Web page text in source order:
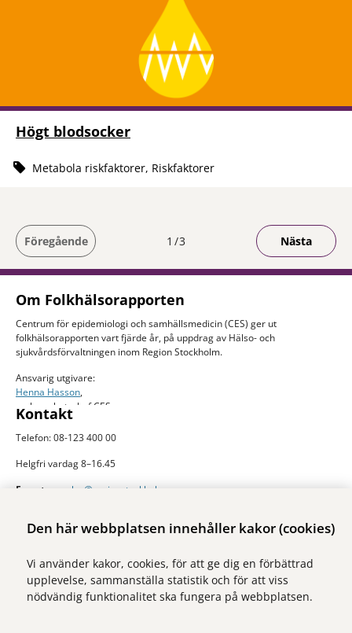
Den här webbplatsen innehåller kakor (cookies)
Vi använder kakor, cookies, för att ge dig en förbättrad
upplevelse, sammanställa statistik och för att viss
nödvändig funktionalitet ska fungera på webbplatsen.
Högt blodsocker
Metabola riskfaktorer, Riskfaktorer
Föregående Du är på sida
1 3 Nästa
Om Folkhälsorapporten
Centrum för epidemiologi och samhällsmedicin (CES) ger ut
folkhälsorapporten vart fjärde år, på uppdrag av Hälso- och
sjukvårdsförvaltningen inom Region Stockholm.
Ansvarig utgivare:
Henna Hasson,
verksamhetschef CES
Kontakt
Telefon: 08-123 400 00
Helgfri vardag 8–16.45
E-post:
ces.slso@regionstockholm.se
Mer folkhälsodata
Stockholms län. Sidan drivs av Centrum för epidemiologi och
samhällsmedicin inom Region Stockholm.
Besök webbplatsen